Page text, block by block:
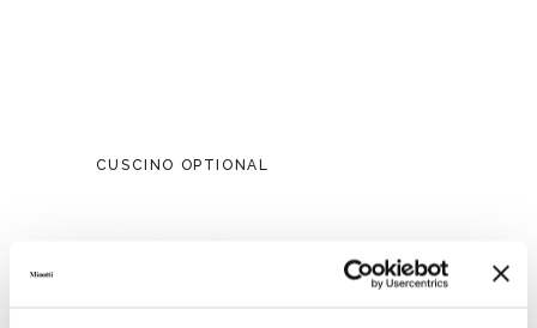
CUSCINO OPTIONAL